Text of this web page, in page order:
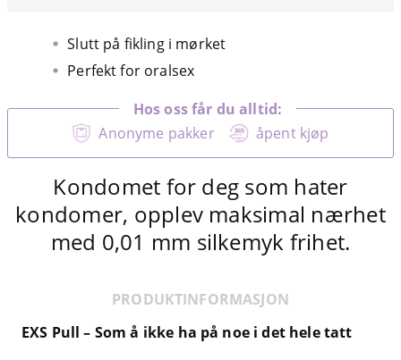
Slutt på fikling i mørket
Perfekt for oralsex
Anonyme pakker åpent kjøp
Hos oss får du alltid:
Kondomet for deg som hater
kondomer, opplev maksimal nærhet
med 0,01 mm silkemyk frihet.
PRODUKTINFORMASJON
EXS Pull – Som å ikke ha på noe i det hele tatt